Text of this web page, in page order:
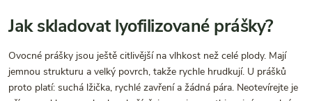
Jak skladovat lyofilizované prášky?
Ovocné prášky jsou ještě citlivější na vlhkost než celé plody. Mají
jemnou strukturu a velký povrch, takže rychle hrudkují. U prášků
proto platí: suchá lžička, rychlé zavření a žádná pára. Neotevírejte je